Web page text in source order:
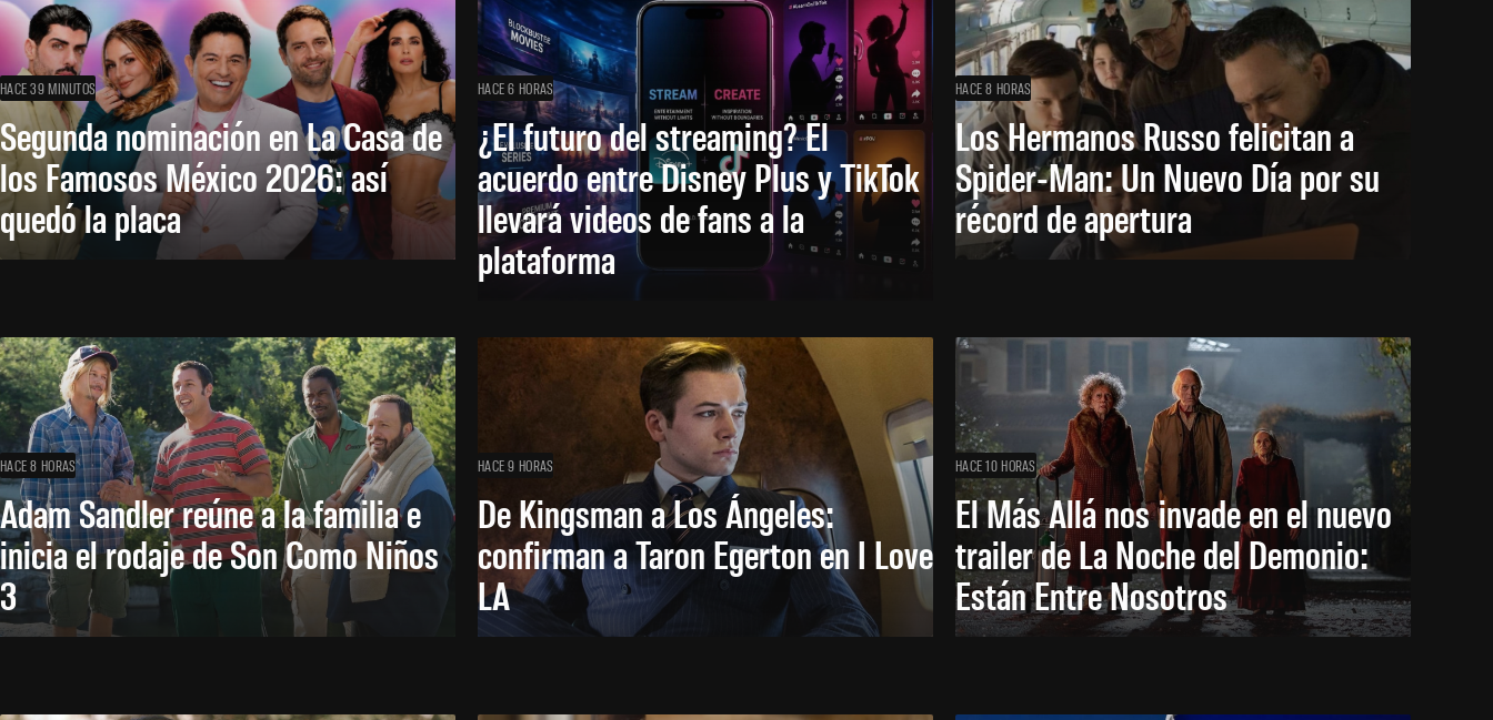
HACE 39 MINUTOS
Segunda nominación en La Casa de
los Famosos México 2026: así
quedó la placa
HACE 6 HORAS
¿El futuro del streaming? El
acuerdo entre Disney Plus y TikTok
llevará videos de fans a la
plataforma
HACE 8 HORAS
Los Hermanos Russo felicitan a
Spider-Man: Un Nuevo Día por su
récord de apertura
HACE 8 HORAS
Adam Sandler reúne a la familia e
inicia el rodaje de Son Como Niños
3
HACE 9 HORAS
De Kingsman a Los Ángeles:
confirman a Taron Egerton en I Love
LA
HACE 10 HORAS
El Más Allá nos invade en el nuevo
trailer de La Noche del Demonio:
Están Entre Nosotros